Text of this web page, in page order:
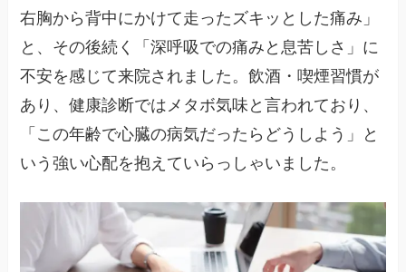
右胸から背中にかけて走ったズキッとした痛み」
と、その後続く「深呼吸での痛みと息苦しさ」に
不安を感じて来院されました。飲酒・喫煙習慣が
あり、健康診断ではメタボ気味と言われており、
「この年齢で心臓の病気だったらどうしよう」と
いう強い心配を抱えていらっしゃいました。